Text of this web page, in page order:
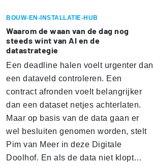
BOUW-EN-INSTALLATIE-HUB
Waarom de waan van de dag nog
steeds wint van AI en de
datastrategie
Een deadline halen voelt urgenter dan
een dataveld controleren. Een
contract afronden voelt belangrijker
dan een dataset netjes achterlaten.
Maar op basis van de data gaan er
wel besluiten genomen worden, stelt
Pim van Meer in deze Digitale
Doolhof. En als de data niet klopt…